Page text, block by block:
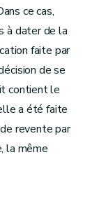
ce cas,
à dater de la
faite par
de se
contient le
a été faite
revente par
la même